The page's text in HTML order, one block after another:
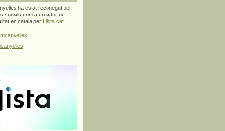
ha estat reconegut per
socials com a creador de
en català per
Llista.cat